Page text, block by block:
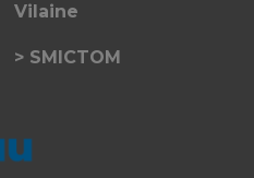
Vilaine
SMICTOM